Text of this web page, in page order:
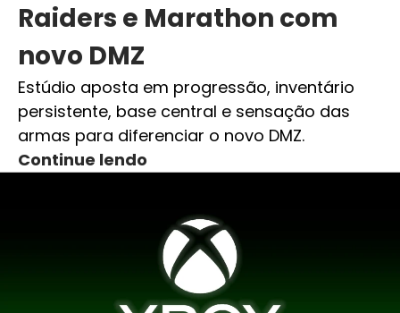
Raiders e Marathon com
novo DMZ
Estúdio aposta em progressão, inventário
persistente, base central e sensação das
armas para diferenciar o novo DMZ.
Continue lendo